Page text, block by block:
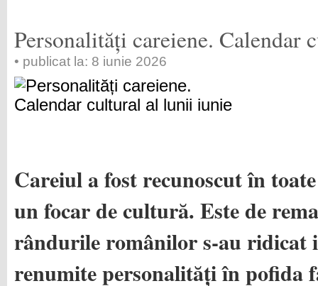
Personalități careiene.
• publicat la: 8 iunie 2026
Careiul a fost recunoscut în
un focar de cultură. Este de
rândurile românilor s-au ridicat
renumite personalități în pofida